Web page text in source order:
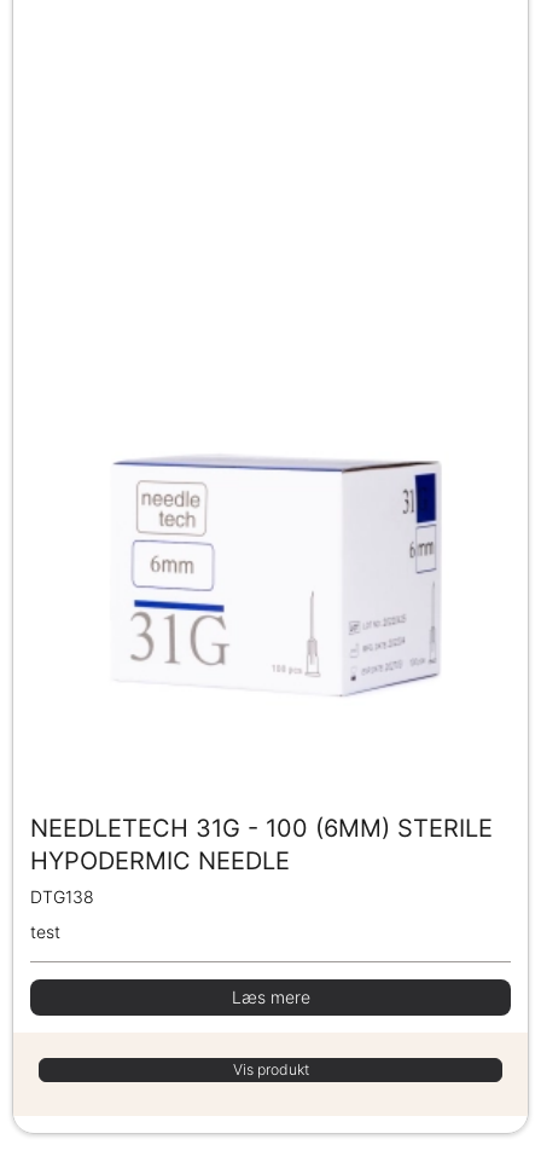
NEEDLETECH 31G - 100 (6MM) STERILE
HYPODERMIC NEEDLE
DTG138
test
Læs mere
Vis produkt